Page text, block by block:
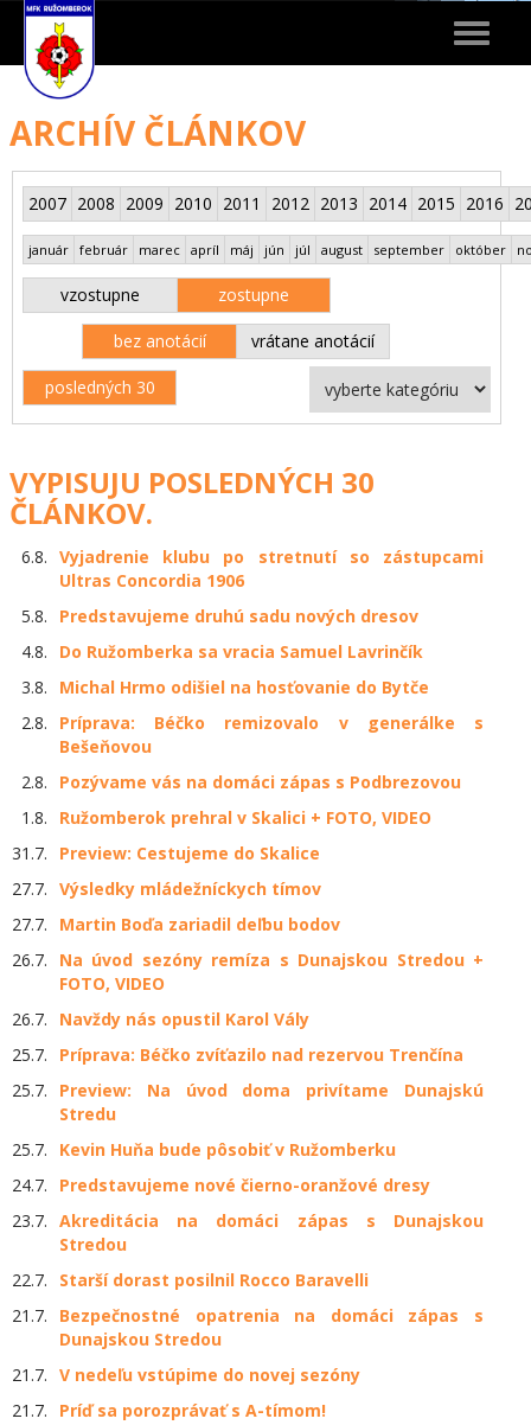
Toggle
ARCHÍV ČLÁNKOV
2007 2008 2009 2010 2011 2012 2013 2014 2015 2016
január február marec apríl máj jún júl august september október
vzostupne zostupne
bez anotácií vrátane anotácií
posledných 30
VYPISUJU POSLEDNÝCH 30
ČLÁNKOV.
6.8. Vyjadrenie klubu po stretnutí so zástupcami
Ultras Concordia 1906
5.8.
Predstavujeme druhú sadu nových dresov
4.8.
Do Ružomberka sa vracia Samuel Lavrinčík
3.8.
Michal Hrmo odišiel na hosťovanie do Bytče
2.8.
Príprava: Béčko remizovalo v generálke s
Bešeňovou
2.8.
Pozývame vás na domáci zápas s Podbrezovou
1.8.
Ružomberok prehral v Skalici + FOTO, VIDEO
31.7.
Preview: Cestujeme do Skalice
27.7. Výsledky mládežníckych tímov
27.7.
Martin Boďa zariadil deľbu bodov
26.7.
Na úvod sezóny remíza s Dunajskou Stredou +
FOTO, VIDEO
26.7.
Navždy nás opustil Karol Vály
25.7.
Príprava: Béčko zvíťazilo nad rezervou Trenčína
25.7.
Preview: Na úvod doma privítame Dunajskú
Stredu
25.7.
Kevin Huňa bude pôsobiť v Ružomberku
24.7.
Predstavujeme nové čierno-oranžové dresy
23.7. Akreditácia na domáci zápas s Dunajskou
Stredou
22.7.
Starší dorast posilnil Rocco Baravelli
21.7.
Bezpečnostné opatrenia na domáci zápas s
Dunajskou Stredou
21.7. V nedeľu vstúpime do novej sezóny
21.7.
Príď sa porozprávať s A-tímom!